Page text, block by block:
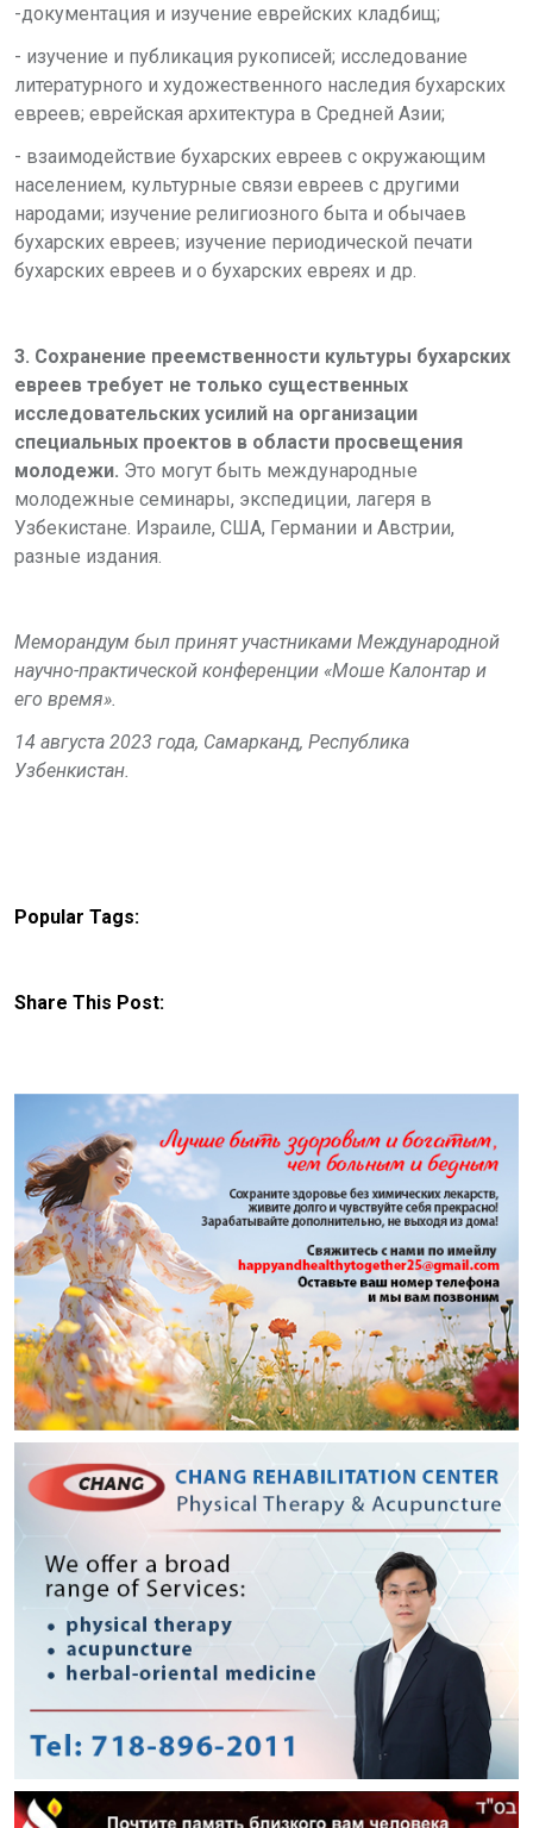
-документация и изучение еврейских кладбищ;
- изучение и публикация рукописей; исследование
литературного и художественного наследия бухарских
евреев; еврейская архитектура в Средней Азии;
- взаимодействие бухарских евреев с окружающим
населением, культурные связи евреев с другими
народами; изучение религиозного быта и обычаев
бухарских евреев; изучение периодической печати
бухарских евреев и о бухарских евреях и др.
3. Сохранение преемственности культуры бухарских
евреев требует не только существенных
исследовательских усилий на организации
специальных проектов в области просвещения
молодежи. Это могут быть международные
молодежные семинары, экспедиции, лагеря в
Узбекистане. Израиле, США, Германии и Австрии,
разные издания.
Меморандум был принят участниками Международной
научно-практической конференции «Моше Калонтар и
его время».
14 августа 2023 года, Самарканд, Республика
Узбенкистан.
Popular Tags:
Share This Post: